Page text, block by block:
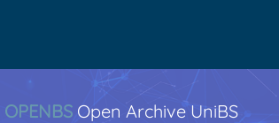
OPENBS Open Archive UniBS